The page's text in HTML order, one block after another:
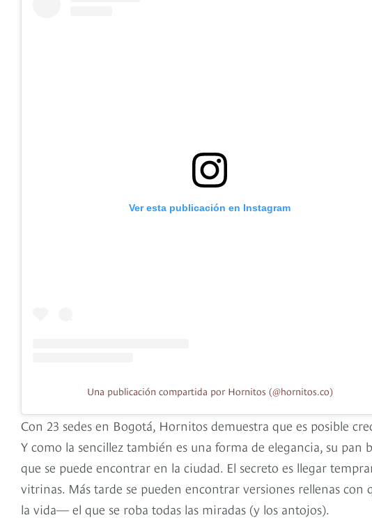
Ver esta publicación en Instagram
Una publicación compartida por Hornitos (@hornitos.co)
Con 23 sedes en Bogotá, Hornitos demuestra que es posible
Y como la sencillez también es una forma de elegancia, su
que se puede encontrar en la ciudad. El secreto es llegar
vitrinas. Más tarde se pueden encontrar versiones rellenas
la vida— el que se roba todas las miradas (y los antojos).